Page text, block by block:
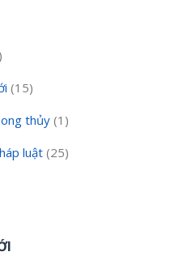
(15)
thủy (1)
luật(25)